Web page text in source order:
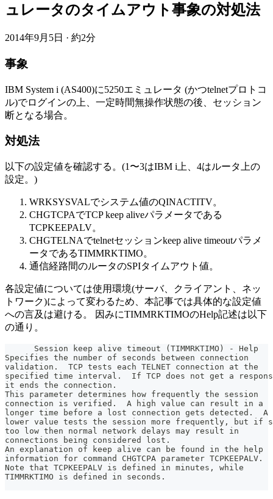
ュレータのタイムアウト事象の対処法
2014年9月5日 · 約2分
事象
IBM System i (AS400)に5250エミュレータ (かつtelnetプロトコ
ル)でログインの上、一定時間無操作状態の後、セッション
断となる場合。
対処法
以下の設定値を確認する。(1〜3はIBM i上、4はルータ上の
設定。)
WRKSYSVALでシステム値のQINACTITV。
CHGTCPAでTCP keep aliveパラメータである
TCPKEEPALV。
CHGTELNAでtelnetセッションkeep alive timeoutパラメ
ータであるTIMMRKTIMO。
通信経路間のルータのSPIタイムアウト値。
各設定値については使用環境(サーバ、クライアント、ネッ
トワーク)によって変わるため、本記事では具体的な設定値
への言及は避ける。 因みにTIMMRKTIMOのHelp記述は以下
の通り。
      Session keep alive timeout (TIMMRKTIMO) - Help
Specifies the number of seconds between connection
validation.  TCP tests each TELNET connection at the
specified time interval.  If TCP does not get a
it ends the connection.
This parameter determines how frequently the session
connection is verified.  A high value can result in a
longer time before a lost connection gets detected.  A
lower value tests the session more frequently, but if
too low then normal network delays may result in
connections being considered lost.
An explanation of keep alive can be found in the help
information for command CHGTCPA parameter TCPKEEPALV.
Note that TCPKEEPALV is defined in minutes, while
TIMMRKTIMO is defined in seconds.